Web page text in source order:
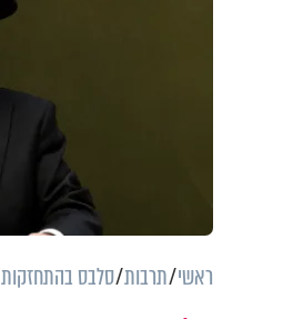
ראשי תרבות סלבס בהתחזקות